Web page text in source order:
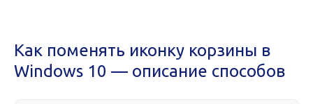
Как поменять иконку корзины в
Windows 10 — описание способов